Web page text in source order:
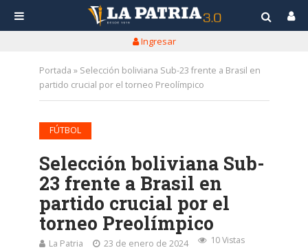
Ingresar
Portada » Selección boliviana Sub-23 frente a Brasil en
partido crucial por el torneo Preolímpico
FÚTBOL
Selección boliviana Sub-
23 frente a Brasil en
partido crucial por el
torneo Preolímpico
La Patria 23 de enero de 2024 10 Vistas